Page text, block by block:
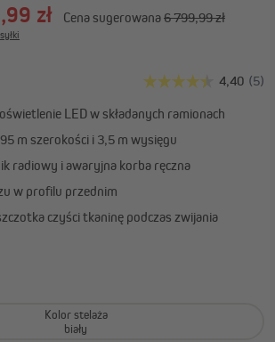
zł Cena sugerowana6 799,99 zł
LED w składanych ramionach
m szerokości i 3,5 m wysięgu
radiowy i awaryjna korba ręczna
w profilu przednim
czyści tkaninę podczas zwijania
Kolor stelaża
biały